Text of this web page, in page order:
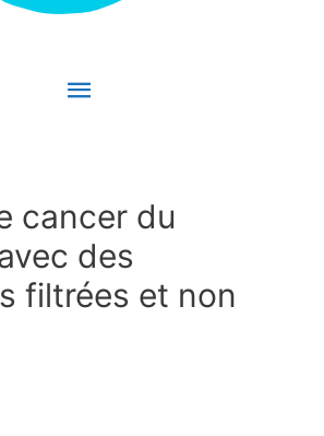
Menu
cancer du
des
filtrées et non